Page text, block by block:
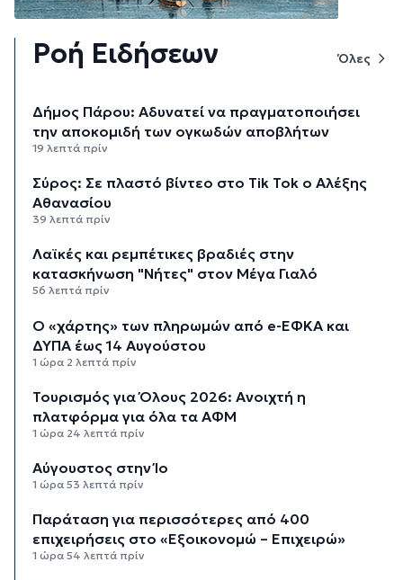
Ροή Ειδήσεων Όλες
Δήμος Πάρου: Αδυνατεί να πραγματοποιήσει
την αποκομιδή των ογκωδών αποβλήτων
19 λεπτά πρίν
Σύρος: Σε πλαστό βίντεο στο Tik Tok ο Αλέξης
Αθανασίου
39 λεπτά πρίν
Λαϊκές και ρεμπέτικες βραδιές στην
κατασκήνωση "Νήτες" στον Μέγα Γιαλό
56 λεπτά πρίν
Ο «χάρτης» των πληρωμών από e-ΕΦΚΑ και
ΔΥΠΑ έως 14 Αυγούστου
1 ώρα 2 λεπτά πρίν
Τουρισμός για Όλους 2026: Ανοιχτή η
πλατφόρμα για όλα τα ΑΦΜ
1 ώρα 24 λεπτά πρίν
Αύγουστος στην Ίο
1 ώρα 53 λεπτά πρίν
Παράταση για περισσότερες από 400
επιχειρήσεις στο «Εξοικονομώ – Επιχειρώ»
1 ώρα 54 λεπτά πρίν